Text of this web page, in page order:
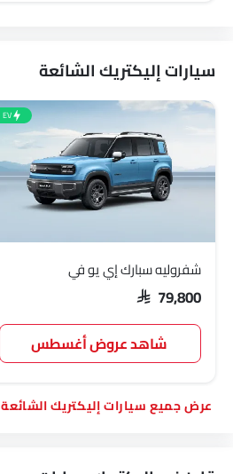
سيارات إليكتريك الشائعة
EV
شفروليه سبارك إي يو في
SAR 79,800
شاهد عروض أغسطس
سيارات إليكتريك الشائعة